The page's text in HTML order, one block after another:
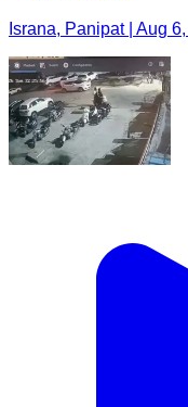
Israna, Panipat | Aug